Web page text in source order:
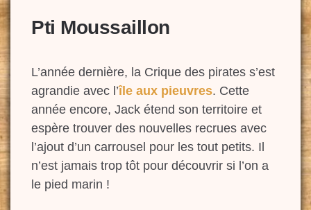
Pti Moussaillon
L’année dernière, la Crique des pirates s’est
agrandie avec l’île aux pieuvres. Cette
année encore, Jack étend son territoire et
espère trouver des nouvelles recrues avec
l’ajout d’un carrousel pour les tout petits. Il
n’est jamais trop tôt pour découvrir si l’on a
le pied marin !